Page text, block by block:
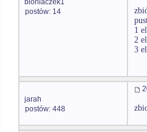
bloniaczek1
postów: 14
1
2
3
jarah
postów: 448